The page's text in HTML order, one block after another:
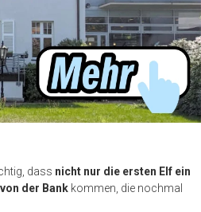
dass nicht nur die ersten Elf ein
von der Bank kommen, die nochmal